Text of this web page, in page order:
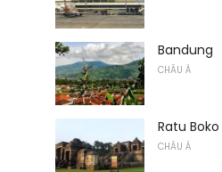
Bandung
CHÂU Á
Ratu Boko
CHÂU Á